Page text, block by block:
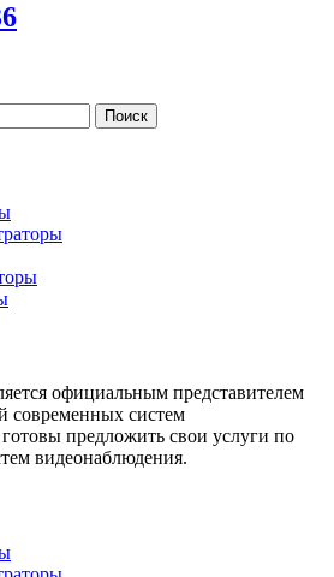
официальным представителем
современных систем
предложить свои услуги по
видеонаблюдения.